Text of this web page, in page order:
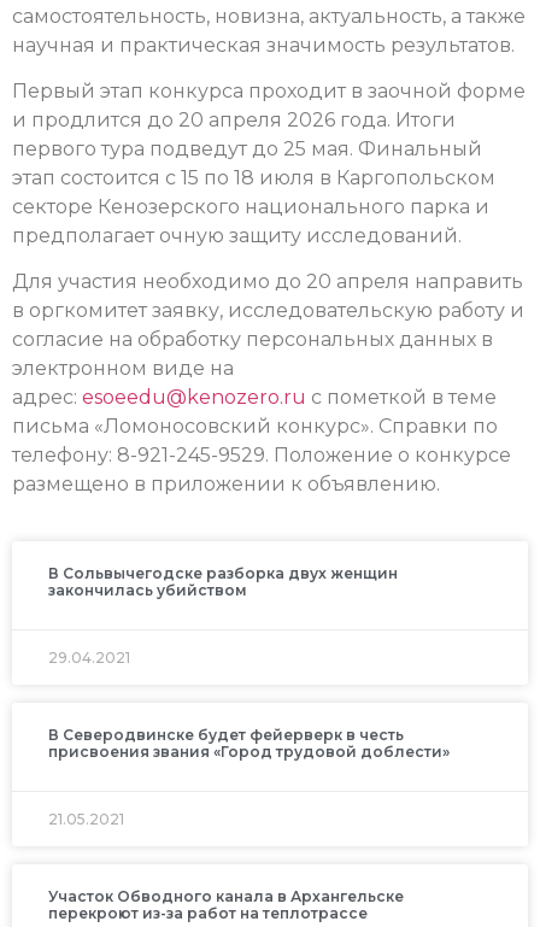
самостоятельность, новизна, актуальность, а также
научная и практическая значимость результатов.
Первый этап конкурса проходит в заочной форме
и продлится до 20 апреля 2026 года. Итоги
первого тура подведут до 25 мая. Финальный
этап состоится с 15 по 18 июля в Каргопольском
секторе Кенозерского национального парка и
предполагает очную защиту исследований.
Для участия необходимо до 20 апреля направить
в оргкомитет заявку, исследовательскую работу и
согласие на обработку персональных данных в
электронном виде на
адрес: esoeedu@kenozero.ru с пометкой в теме
письма «Ломоносовский конкурс». Справки по
телефону: 8-921-245-9529. Положение о конкурсе
размещено в приложении к объявлению.
В Сольвычегодске разборка двух женщин
закончилась убийством
29.04.2021
В Северодвинске будет фейерверк в честь
присвоения звания «Город трудовой доблести»
21.05.2021
Участок Обводного канала в Архангельске
перекроют из-за работ на теплотрассе